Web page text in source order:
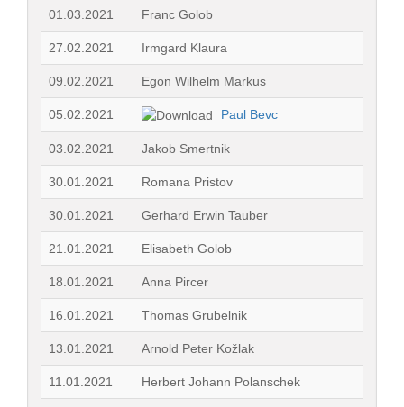
01.03.2021 Franc Golob
27.02.2021 Irmgard Klaura
09.02.2021 Egon Wilhelm Markus
05.02.2021 Paul Bevc
03.02.2021 Jakob Smertnik
30.01.2021 Romana Pristov
30.01.2021 Gerhard Erwin Tauber
21.01.2021 Elisabeth Golob
18.01.2021 Anna Pircer
16.01.2021 Thomas Grubelnik
13.01.2021 Arnold Peter Kožlak
11.01.2021 Herbert Johann Polanschek